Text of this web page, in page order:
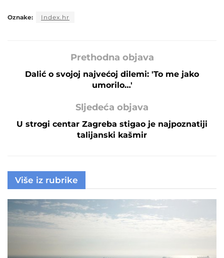
Oznake: Index.hr
Prethodna objava
Dalić o svojoj najvećoj dilemi: 'To me jako
umorilo…'
Sljedeća objava
U strogi centar Zagreba stigao je najpoznatiji
talijanski kašmir
Više iz rubrike